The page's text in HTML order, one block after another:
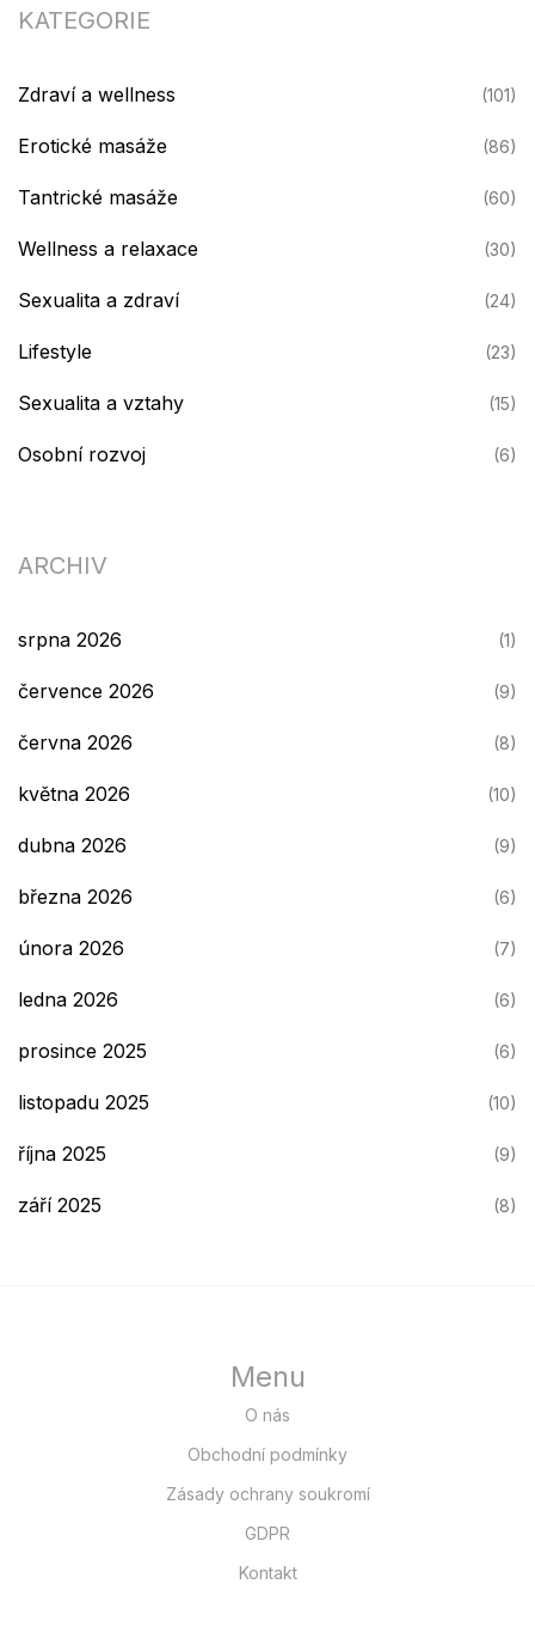
KATEGORIE
Zdraví a wellness (101)
Erotické masáže (86)
Tantrické masáže (60)
Wellness a relaxace (30)
Sexualita a zdraví (24)
Lifestyle (23)
Sexualita a vztahy (15)
Osobní rozvoj (6)
ARCHIV
srpna 2026 (1)
července 2026 (9)
června 2026 (8)
května 2026 (10)
dubna 2026 (9)
března 2026 (6)
února 2026 (7)
ledna 2026 (6)
prosince 2025 (6)
listopadu 2025 (10)
října 2025 (9)
září 2025 (8)
Menu
O nás
Obchodní podmínky
Zásady ochrany soukromí
GDPR
Kontakt